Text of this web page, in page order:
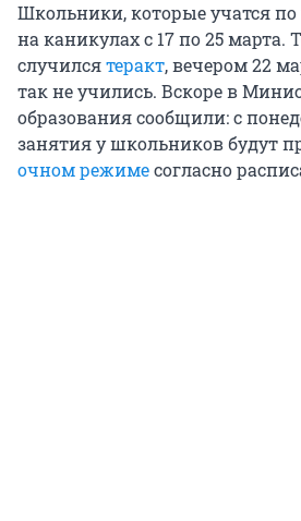
Школьники, которые учатся
на каникулах с 17 по 25 марта.
случилсятеракт, вечером 22
так не учились. Вскоре в
образования сообщили: с
занятия у школьников будут
очном режимесогласно